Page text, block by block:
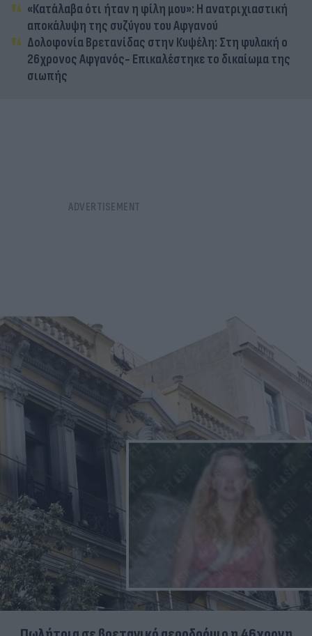
«Κατάλαβα ότι ήταν η φίλη μου»: Η ανατριχιαστική
αποκάλυψη της συζύγου του Αφγανού
Δολοφονία Βρετανίδας στην Κυψέλη: Στη φυλακή ο
26χρονος Αφγανός- Επικαλέστηκε το δικαίωμα της
σιωπής